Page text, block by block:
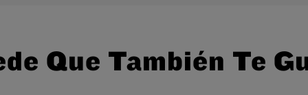
Que También Te